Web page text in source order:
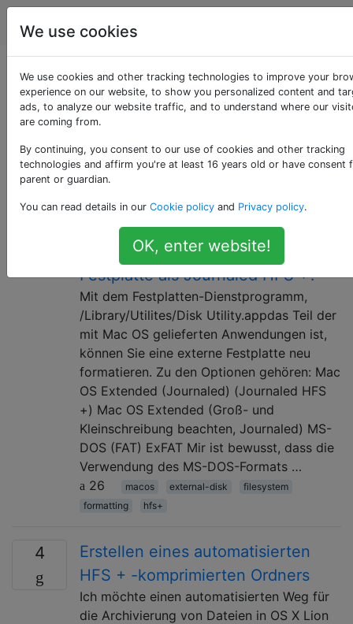
Apple
Als «hfs+» getaggte
Fragen
Ein von Apple Inc. entwickeltes Dateisystem zur
Erweiterung von HFS. Auch bekannt als "Mac OS
Was sind die Vorteile der
Formatierung einer externen
Festplatte als Journaled HFS +?
Mit dem Festplatten-Dienstprogramm,
/Library/Utilites/Disk Utility.appdas Teil der
mit Mac OS gelieferten Anwendungen ist,
können Sie eine externe Festplatte neu
formatieren. Zu den Optionen gehören: Mac
OS Extended (Journaled) (Journaled HFS
+) Mac OS Extended (Groß- und
Kleinschreibung beachten, Journaled) MS-
DOS (FAT) ExFAT Mir ist bewusst, dass die
Verwendung des MS-DOS-Formats …
26
macos external-disk
filesystem
formatting
hfs+
4
Erstellen eines automatisierten
HFS + -komprimierten Ordners
Ich möchte einen automatisierten Weg für
die Archivierung von Dateien in OS X Lion
We use cookies
We use cookies and other tracking technologies to improve your
experience on our website, to show you personalized content and
ads, to analyze our website traffic, and to understand where our
are coming from.
By continuing, you consent to our use of cookies and other tracking
technologies and affirm you're at least 16 years old or have consent
parent or guardian.
You can read details in our Cookie policy and Privacy policy.
OK, enter website!